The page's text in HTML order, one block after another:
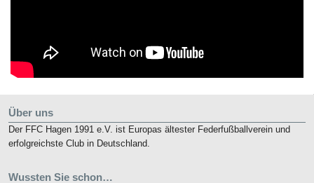
Über uns
Der FFC Hagen 1991 e.V. ist Europas ältester Federfußballverein und
erfolgreichste Club in Deutschland.
Wussten Sie schon…